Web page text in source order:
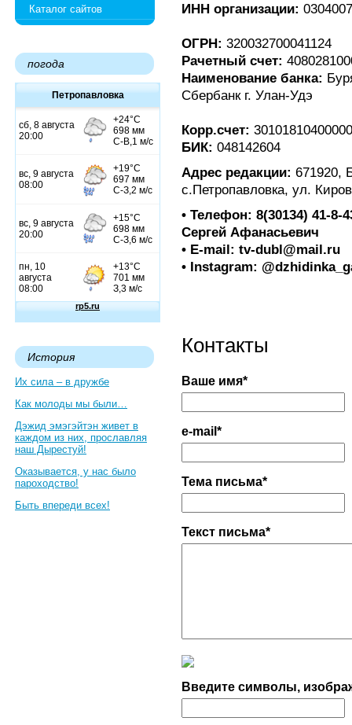
Каталог сайтов
погода
Петропавловка
История
Их сила – в дружбе
Как молоды мы были…
Дэжид эмэгэйтэн живет в
каждом из них, прославляя
наш Дырестуй!
Оказывается, у нас было
пароходство!
Быть впереди всех!
ИНН организации:
ОГРН: 320032700041124
Рачетный счет:
Наименование банка:
Сбербанк г. Улан-Удэ
Корр.счет:
БИК: 048142604
Адрес редакции: 671920,
с.Петропавловка, ул.
• Телефон: 8(30134) 41-8-
Сергей Афанасьевич
• E-mail: tv-dubl@mail.ru
• Instagram:
Контакты
Ваше имя*
e-mail*
Тема письма*
Текст письма*
Введите символы,